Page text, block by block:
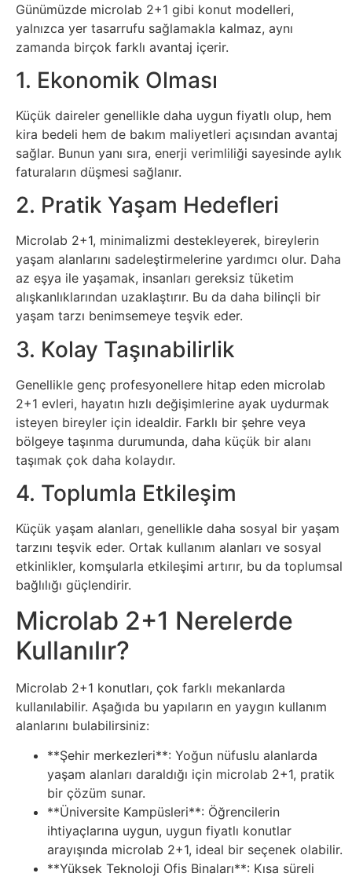
Tasarım
Güvenlik
Haber
Hayvanlar
Hobi
Hosting
Hukuk
İnstagram
İnternet
İnternetten
Para
Kazanma
Kadın
Kim
Kimdir
Kitap
Komedi
Kültür
Sanat
Metaverse
Mobil
Müzik
Günümüzde microlab 2+1 gibi konut modelleri,
yalnızca yer tasarrufu sağlamakla kalmaz, aynı
zamanda birçok farklı avantaj içerir.
1. Ekonomik Olması
Küçük daireler genellikle daha uygun fiyatlı olup, hem
kira bedeli hem de bakım maliyetleri açısından avantaj
sağlar. Bunun yanı sıra, enerji verimliliği sayesinde aylık
faturaların düşmesi sağlanır.
2. Pratik Yaşam Hedefleri
Microlab 2+1, minimalizmi destekleyerek, bireylerin
yaşam alanlarını sadeleştirmelerine yardımcı olur. Daha
az eşya ile yaşamak, insanları gereksiz tüketim
alışkanlıklarından uzaklaştırır. Bu da daha bilinçli bir
yaşam tarzı benimsemeye teşvik eder.
3. Kolay Taşınabilirlik
Genellikle genç profesyonellere hitap eden microlab
2+1 evleri, hayatın hızlı değişimlerine ayak uydurmak
isteyen bireyler için idealdir. Farklı bir şehre veya
bölgeye taşınma durumunda, daha küçük bir alanı
taşımak çok daha kolaydır.
4. Toplumla Etkileşim
Küçük yaşam alanları, genellikle daha sosyal bir yaşam
tarzını teşvik eder. Ortak kullanım alanları ve sosyal
etkinlikler, komşularla etkileşimi artırır, bu da toplumsal
bağlılığı güçlendirir.
Microlab 2+1 Nerelerde
Kullanılır?
Microlab 2+1 konutları, çok farklı mekanlarda
kullanılabilir. Aşağıda bu yapıların en yaygın kullanım
alanlarını bulabilirsiniz:
**Şehir merkezleri**: Yoğun nüfuslu alanlarda
yaşam alanları daraldığı için microlab 2+1, pratik
bir çözüm sunar.
**Üniversite Kampüsleri**: Öğrencilerin
ihtiyaçlarına uygun, uygun fiyatlı konutlar
arayışında microlab 2+1, ideal bir seçenek olabilir.
**Yüksek Teknoloji Ofis Binaları**: Kısa süreli